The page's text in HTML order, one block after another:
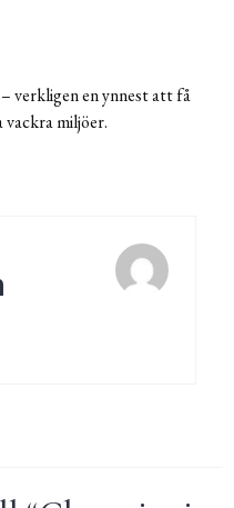
verkligen en ynnest att få
vackra miljöer.